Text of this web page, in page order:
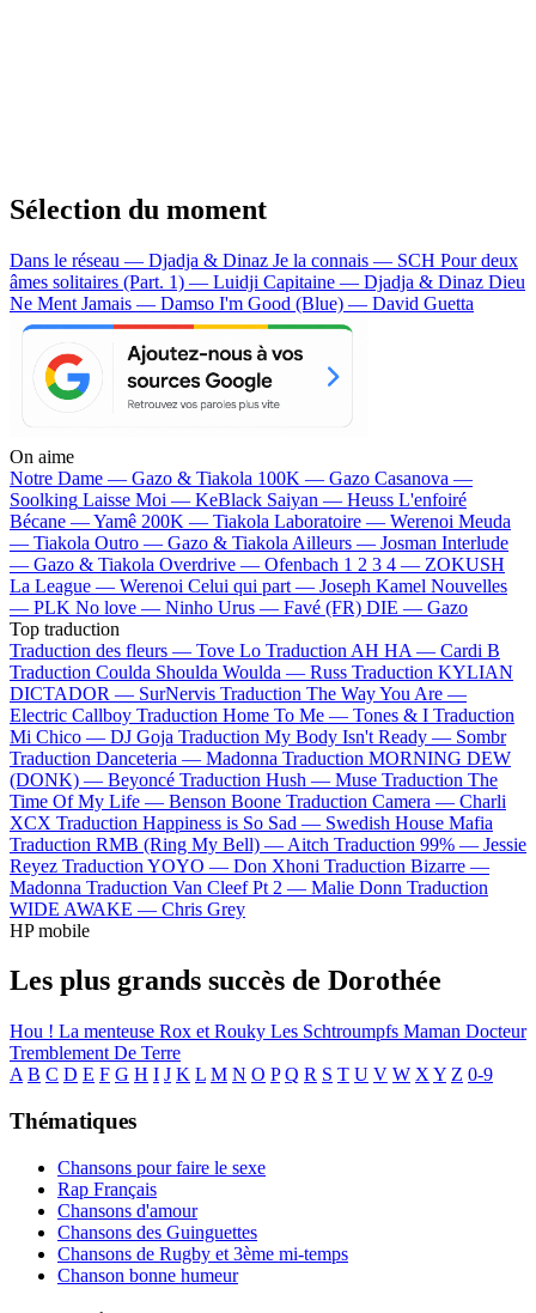
Sélection du moment
Dans le réseau — Djadja & Dinaz Je la connais — SCH Pour deux
âmes solitaires (Part. 1) — Luidji Capitaine — Djadja & Dinaz Dieu
Ne Ment Jamais — Damso I'm Good (Blue) — David Guetta
On aime
Notre Dame — Gazo & Tiakola 100K — Gazo Casanova —
Soolking Laisse Moi — KeBlack Saiyan — Heuss L'enfoiré
Bécane —Yamê 200K — Tiakola Laboratoire — Werenoi Meuda
— Tiakola Outro — Gazo & Tiakola Ailleurs — Josman Interlude
— Gazo & Tiakola Overdrive — Ofenbach 1 2 3 4 — ZOKUSH
La League — Werenoi Celui qui part — Joseph Kamel Nouvelles
— PLK No love — Ninho Urus — Favé (FR) DIE — Gazo
Top traduction
Traduction des fleurs — Tove Lo Traduction AH HA — Cardi B
Traduction Coulda Shoulda Woulda — Russ Traduction KYLIAN
DICTADOR — SurNervis Traduction The Way You Are —
Electric Callboy Traduction Home To Me — Tones & I Traduction
Mi Chico — DJ Goja Traduction My Body Isn't Ready — Sombr
Traduction Danceteria — Madonna Traduction MORNING DEW
(DONK) — Beyoncé Traduction Hush — Muse Traduction The
Time Of My Life — Benson Boone Traduction Camera — Charli
XCX Traduction Happiness is So Sad — Swedish House Mafia
Traduction RMB (Ring My Bell) — Aitch Traduction 99% — Jessie
Reyez Traduction YOYO — Don Xhoni Traduction Bizarre —
Madonna Traduction Van Cleef Pt 2 — Malie Donn Traduction
WIDE AWAKE — Chris Grey
HP mobile
Les plus grands succès de Dorothée
Hou ! La menteuse Rox et Rouky Les Schtroumpfs Maman Docteur
Tremblement De Terre
A B C D E F G H I J K L M N O P Q R S T U V W X Y Z 0-9
Thématiques
Chansons pour faire le sexe
Rap Français
Chansons d'amour
Chansons des Guinguettes
Chansons de Rugby et 3ème mi-temps
Chanson bonne humeur